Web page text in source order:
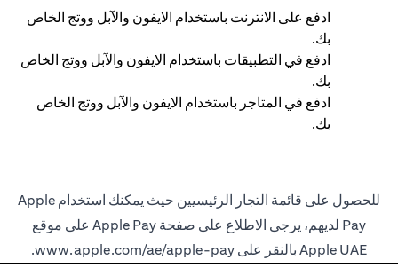
ادفع على الانترنت باستخدام الايفون والآبل ووتج الخاص
بك.
ادفع في التطبيقات باستخدام الايفون والآبل ووتج الخاص
بك.
ادفع في المتاجر باستخدام الايفون والآبل ووتج الخاص
بك.
للحصول على قائمة التجار الرئيسيين حيث يمكنك استخدام Apple
Pay لديهم، يرجى الاطلاع على صفحة Apple Pay على موقع
Apple UAE بالنقر على
www.apple.com/ae/apple-pay
.